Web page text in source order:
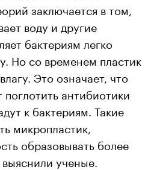
заключается в том,
воду и другие
бактериям легко
Но со временем пластик
Это означает, что
антибиотики
к бактериям. Такие
микропластик,
образовывать более
ученые.